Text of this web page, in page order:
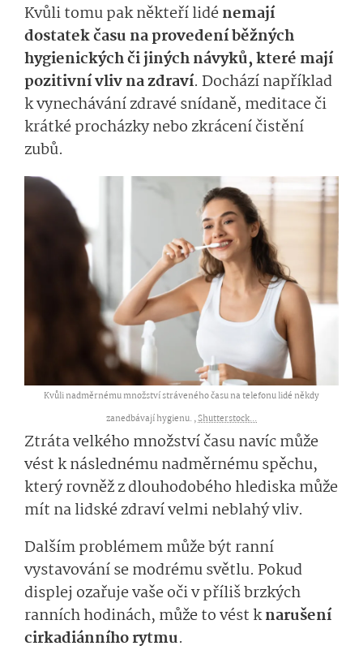
Kvůli tomu pak někteří lidénemají
dostatek času na provedení běžných
hygienických či jiných návyků, které mají
pozitivní vliv na zdraví. Dochází například
k vynechávání zdravé snídaně, meditace či
krátké procházky nebo zkrácení čistění
zubů.
Kvůli nadměrnému množství stráveného času na telefonu lidé někdy
zanedbávají hygienu. ,Shutterstock...
Ztráta velkého množství času navíc může
vést k následnému nadměrnému spěchu,
který rovněž z dlouhodobého hlediska může
mít na lidské zdraví velmi neblahý vliv.
Dalším problémem může být ranní
vystavování se modrému světlu. Pokud
displej ozařuje vaše oči v příliš brzkých
ranních hodinách, může to vést knarušení
cirkadiánního rytmu.